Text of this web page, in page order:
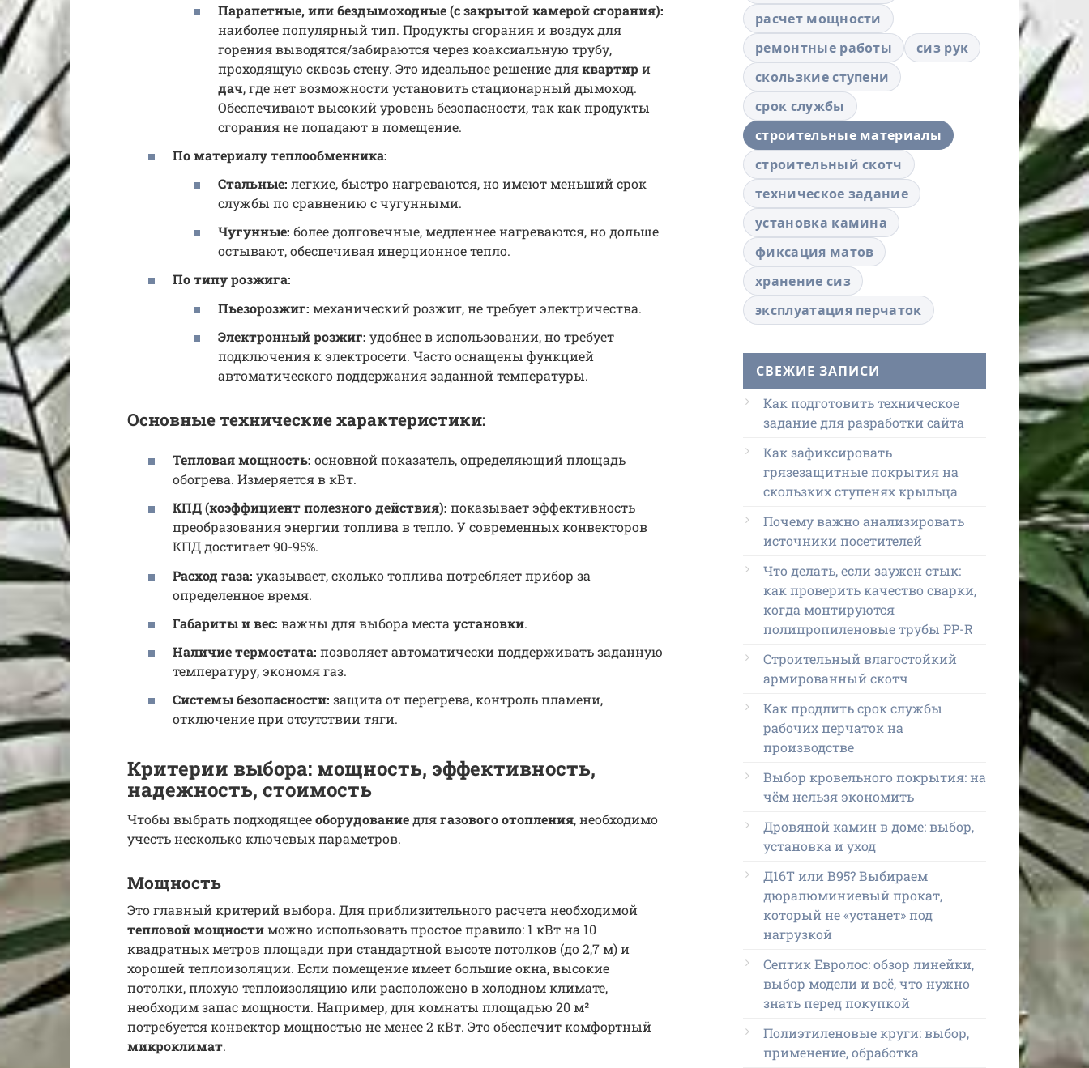
Парапетные, или бездымоходные (с закрытой камерой сгорания):
наиболее популярный тип. Продукты сгорания и воздух для
горения выводятся/забираются через коаксиальную трубу,
проходящую сквозь стену. Это идеальное решение дляквартири
дач, где нет возможности установить стационарный дымоход.
Обеспечивают высокий уровень безопасности, так как продукты
сгорания не попадают в помещение.
По материалу теплообменника:
Стальные: легкие, быстро нагреваются, но имеют меньший срок
службы по сравнению с чугунными.
Чугунные: более долговечные, медленнее нагреваются, но дольше
остывают, обеспечивая инерционное тепло.
По типу розжига:
Пьезорозжиг: механический розжиг, не требует электричества.
Электронный розжиг: удобнее в использовании, но требует
подключения к электросети. Часто оснащены функцией
автоматического поддержания заданной температуры.
Основные технические характеристики:
Тепловая мощность: основной показатель, определяющий площадь
обогрева. Измеряется в кВт.
КПД (коэффициент полезного действия): показывает эффективность
преобразования энергии топлива в тепло. У современных конвекторов
КПД достигает 90-95%.
Расход газа: указывает, сколько топлива потребляет прибор за
определенное время.
Габариты и вес: важны для выбора места установки.
Наличие термостата: позволяет автоматически поддерживать заданную
температуру, экономя газ.
Системы безопасности: защита от перегрева, контроль пламени,
отключение при отсутствии тяги.
Критерии выбора: мощность, эффективность,
надежность, стоимость
Чтобы выбрать подходящееоборудование длягазового отопления, необходимо
учесть несколько ключевых параметров.
Мощность
Это главный критерий выбора. Для приблизительного расчета необходимой
тепловой мощностиможно использовать простое правило: 1 кВт на 10
квадратных метров площади при стандартной высоте потолков (до 2,7 м) и
хорошей теплоизоляции. Если помещение имеет большие окна, высокие
потолки, плохую теплоизоляцию или расположено в холодном климате,
необходим запас мощности. Например, для комнаты площадью 20 м²
потребуется конвектор мощностью не менее 2 кВт. Это обеспечит комфортный
микроклимат.
расчет мощности
ремонтные работы
сиз рук
скользкие ступени
срок службы
строительные материалы
строительный скотч
техническое задание
установка камина
фиксация матов
хранение сиз
эксплуатация перчаток
СВЕЖИЕ ЗАПИСИ
Как подготовить техническое
задание для разработки сайта
Как зафиксировать
грязезащитные покрытия на
скользких ступенях крыльца
Почему важно анализировать
источники посетителей
Что делать, если заужен стык:
как проверить качество сварки,
когда монтируются
полипропиленовые трубы PP-R
Строительный влагостойкий
армированный скотч
Как продлить срок службы
рабочих перчаток на
производстве
Выбор кровельного покрытия: на
чём нельзя экономить
Дровяной камин в доме: выбор,
установка и уход
Д16Т или В95? Выбираем
дюралюминиевый прокат,
который не «устанет» под
нагрузкой
Септик Евролос: обзор линейки,
выбор модели и всё, что нужно
знать перед покупкой
Полиэтиленовые круги: выбор,
применение, обработка